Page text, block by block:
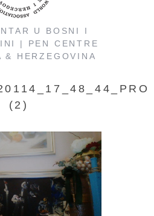
U BOSNI I
| PEN CENTRE
& HERZEGOVINA
(2)